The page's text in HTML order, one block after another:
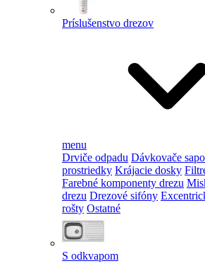
Príslušenstvo drezov
menu
Drviče odpadu Dávkovače
prostriedky Krájacie dosky
Farebné komponenty drezu
drezu Drezové sifóny
rošty Ostatné
S odkvapom